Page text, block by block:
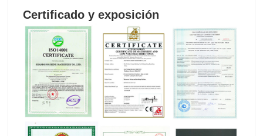
Certificado y exposición